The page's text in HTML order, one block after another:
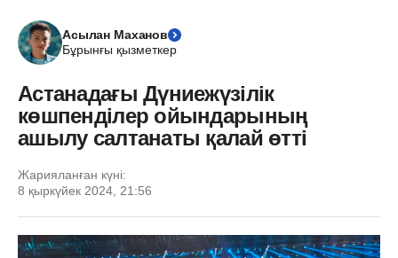
Асылан Маханов
Бұрынғы қызметкер
Астанадағы Дүниежүзілік
көшпенділер ойындарының
ашылу салтанаты қалай өтті
Жарияланған күні:
8 қыркүйек 2024, 21:56